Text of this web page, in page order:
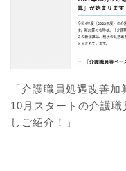
「介護職員処遇改善
10月スタートの介護
しご紹介！」